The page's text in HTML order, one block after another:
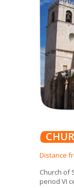
Distance
Church of
period VI